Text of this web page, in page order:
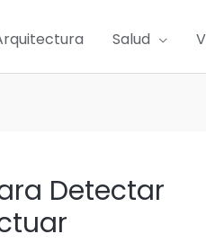
Salud
Detectar